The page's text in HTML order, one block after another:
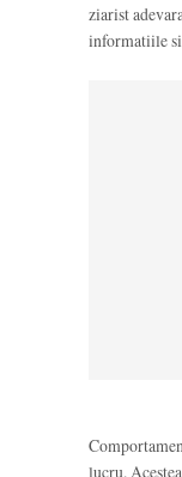
ziarist
informatiile
lucru.